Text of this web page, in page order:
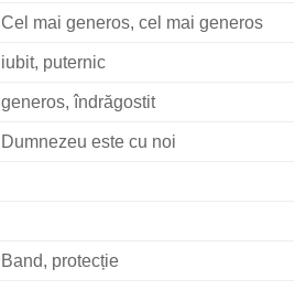
Cel mai generos, cel mai generos
iubit, puternic
generos, îndrăgostit
Dumnezeu este cu noi
Band, protecție